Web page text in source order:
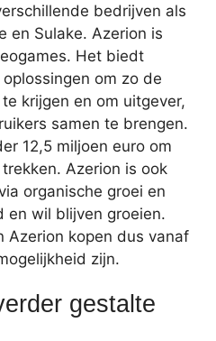
bedrijven als
en Sulake. Azerion is
Het biedt
om zo de
krijgen en om uitgever,
samen te brengen.
12,5 miljoen euro om
Azerion is ook
organische groei en
en wil blijven groeien.
Azerion kopen dus vanaf
zijn.
gestalte